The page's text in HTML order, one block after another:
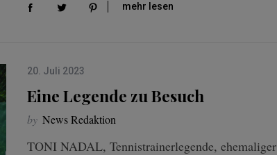
mehr lesen
20. Juli 2023
Eine Legende zu Besuch
by News Redaktion
TONI NADAL, Tennistrainerlegende, ehemaliger